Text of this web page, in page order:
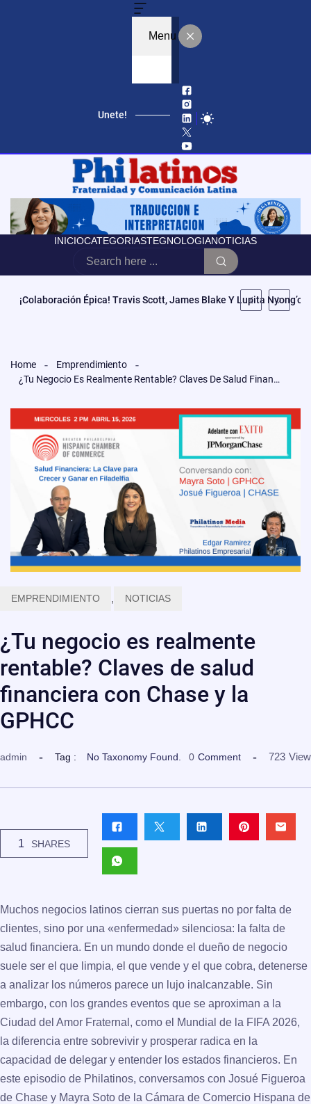
Menu
Unete!
INICIOCATEGORIASTEGNOLOGIANOTICIAS
Educación, Autonomía Y Poder Cívico: El Modelo De CCATE Que
Home
Emprendimiento
¿Tu Negocio Es Realmente Rentable? Claves De Salud Financiera Con Chase Y La GPHCC
EMPRENDIMIENTO , NOTICIAS
¿Tu negocio es realmente
rentable? Claves de salud
financiera con Chase y la
GPHCC
admin Tag : No Taxonomy Found. 0 Comment 723 View
1 SHARES
Muchos negocios latinos cierran sus puertas no por falta de
clientes, sino por una «enfermedad» silenciosa: la falta de
salud financiera. En un mundo donde el dueño de negocio
suele ser el que limpia, el que vende y el que cobra, detenerse
a analizar los números parece un lujo inalcanzable. Sin
embargo, con los grandes eventos que se aproximan a la
Ciudad del Amor Fraternal, como el Mundial de la FIFA 2026,
la diferencia entre sobrevivir y prosperar radica en la
capacidad de delegar y entender los estados financieros. En
este episodio de Philatinos, conversamos con Josué Figueroa
de Chase y Mayra Soto de la Cámara de Comercio Hispana de